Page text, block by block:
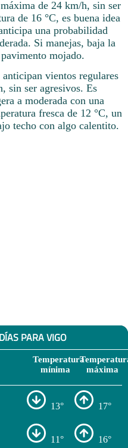
de 24 km/h, sin ser
de 16 °C, es buena idea
una probabilidad
Si manejas, baja la
mojado.
vientos regulares
sin ser agresivos. Es
a moderada con una
fresca de 12 °C, un
techo con algo calentito.
PARA VIGO
Temperatura
mínima
máxima
13° 17°
11° 16°